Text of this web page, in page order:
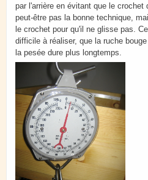
par l'arrière en évitant que le
peut-être pas la bonne technique,
le crochet pour qu'il ne glisse pas.
difficile à réaliser, que la ruche
la pesée dure plus longtemps.